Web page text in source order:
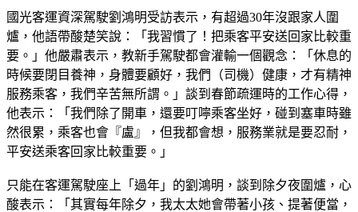
國光客運資深駕駛劉鴻明受訪表示，有超過30年沒跟家人圍
爐，他語帶酸楚笑說：「我習慣了！把乘客平安送回家比較重
要。」他嚴肅表示，教新手駕駛都會灌輸一個觀念：「休息的
時候要閉目養神，身體要顧好，我們（司機）健康，才有精神
服務乘客，我們辛苦無所謂。」談到春節疏運時的工作心得，
他表示：「我們除了開車，還要叮嚀乘客坐好，碰到塞車時雖
然很累，乘客也會『盧』，但我都會想，服務業就是要忍耐，
平安送乘客回家比較重要。」
只能在客運駕駛座上「過年」的劉鴻明，談到除夕夜圍爐，心
酸表示：「其實每年除夕，我太太她會帶著小孩、提著便當，